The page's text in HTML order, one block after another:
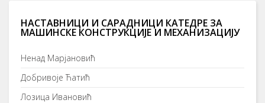
НАСТАВНИЦИ И САРАДНИЦИ КАТЕДРЕ ЗА
МАШИНСКЕ КОНСТРУКЦИЈЕ И МЕХАНИЗАЦИЈУ
Ненад Марјановић
Добривоје Ћатић
Лозица Ивановић